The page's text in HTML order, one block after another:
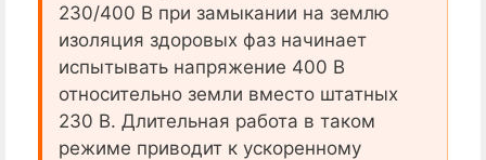
230/400 В при замыкании на землю
изоляция здоровых фаз начинает
испытывать напряжение 400 В
относительно земли вместо штатных
230 В. Длительная работа в таком
режиме приводит к ускоренному